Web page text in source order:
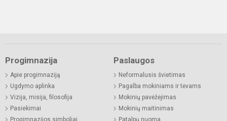
Progimnazija
Apie progimnaziją
Ugdymo aplinka
Vizija, misija, filosofija
Pasiekimai
Progimnazijos simboliai
Paslaugos
Neformalusis švietimas
Pagalba mokiniams ir tėvams
Mokinių pavėžėjimas
Mokinių maitinimas
Patalpų nuoma